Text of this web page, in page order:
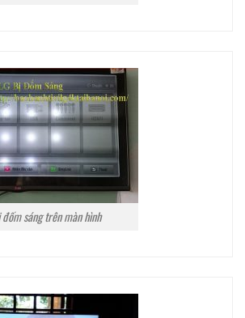
sáng trên màn hình